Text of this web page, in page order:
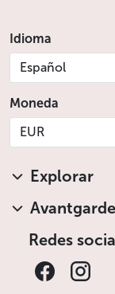
Idioma
Español
Moneda
EUR
Explorar
Redes